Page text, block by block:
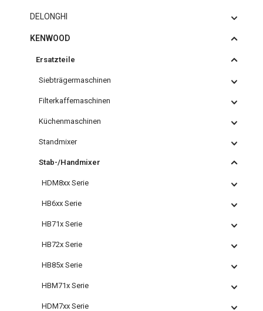
DELONGHI
KENWOOD
Ersatzteile
Siebträgermaschinen
Filterkaffemaschinen
Küchenmaschinen
Standmixer
Stab-/Handmixer
HDM8xx Serie
HB6xx Serie
HB71x Serie
HB72x Serie
HB85x Serie
HBM71x Serie
HDM7xx Serie